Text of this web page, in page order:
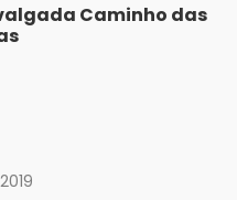
Caminho das